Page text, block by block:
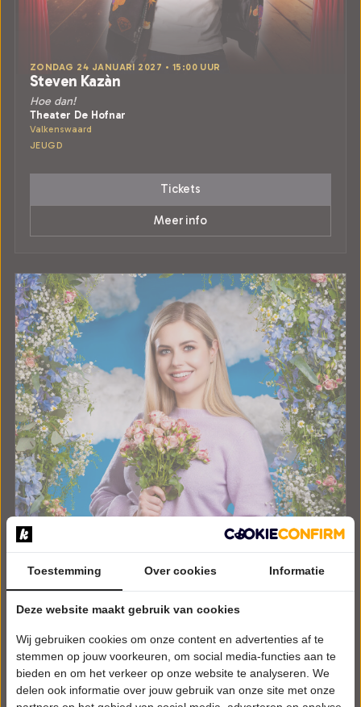
ZONDAG 24 JANUARI 2027 • 15:00 UUR
Steven Kazàn
Hoe dan!
Theater De Hofnar
Valkenswaard
JEUGD
Tickets
Meer info
Jade Mintjens
Theater De Hofnar
Valkenswaard
CABARET
Toestemming Over cookies Informatie
Deze website maakt gebruik van cookies
Wij gebruiken cookies om onze content en advertenties af te
stemmen op jouw voorkeuren, om social media-functies aan te
bieden en om het verkeer op onze website te analyseren. We
delen ook informatie over jouw gebruik van onze site met onze